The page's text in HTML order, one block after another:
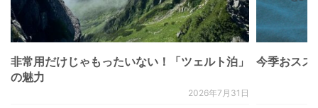
非常用だけじゃもったいない！「ツェルト泊」
の魅力
2026年7月31日
今季おスス